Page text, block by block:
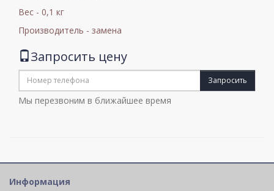
Вес - 0,1 кг
Производитель - замена
Запросить цену
Запросить
Мы перезвоним в ближайшее время
Информация